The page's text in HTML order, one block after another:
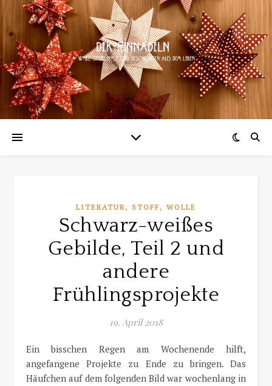
LITERATUR, STOFF , WOLLE
Schwarz-weißes
Gebilde, Teil 2 und
andere
Frühlingsprojekte
19. April 2018
Ein bisschen Regen am Wochenende hilft,
angefangene Projekte zu Ende zu bringen. Das
Häufchen auf dem folgenden Bild war wochenlang in